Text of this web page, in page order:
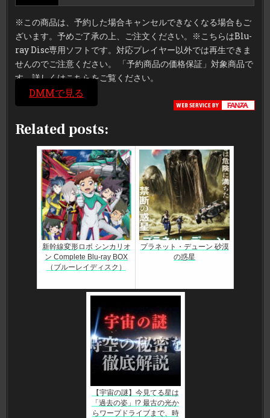
レ
（ブ
ル
ー
レ
イ
デ
ィ
※この商品は、予約した場合キャンセルできなくなる場合もご
ざいます。予めご了承の上、ご注文ください。※こちらはBlu-
ray Disc専用ソフトです。対応プレイヤー以外では再生できま
せんのでご注意ください。 「予約商品の価格保証」対象商品で
す。詳しくはこちらをご覧ください。
DMMで見る
Related posts:
新幹線変形ロボ シンカリオ
ン Complete Blu-ray BOX
（ブルーレイディスク）
プラネット・デューン 砂漠
の惑星
【宇宙の謎】今見てる星は
「過去の姿」!? 最古の光か
らワープドライブまで、時